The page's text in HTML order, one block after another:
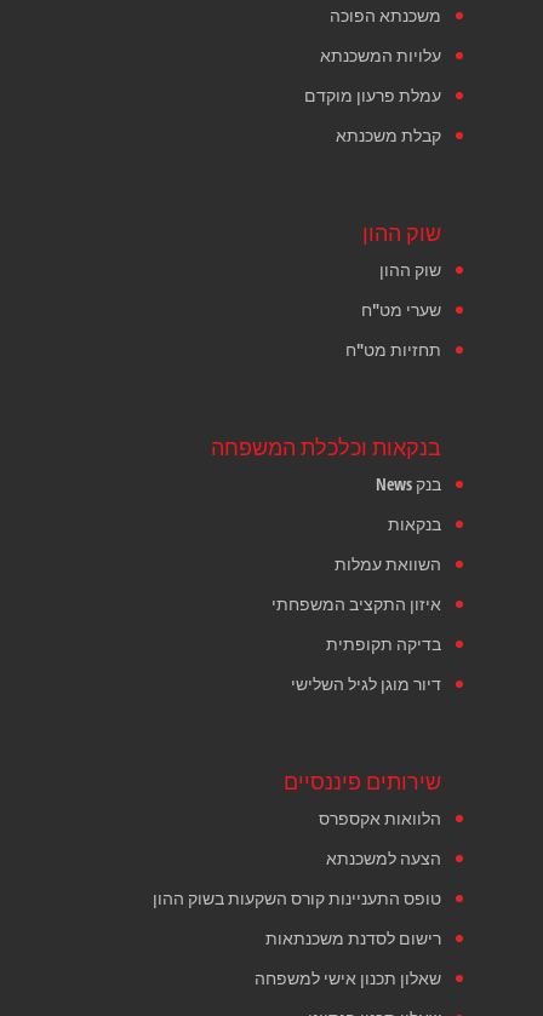
משכנתא הפוכה
עלויות המשכנתא
עמלת פרעון מוקדם
קבלת משכנתא
שוק ההון
שוק ההון
שערי מט"ח
תחזיות מט"ח
בנקאות וכלכלת המשפחה
בנק News
בנקאות
השוואת עמלות
איזון התקציב המשפחתי
בדיקה תקופתית
דיור מוגן לגיל השלישי
שירותים פיננסיים
הלוואות אקספרס
הצעה למשכנתא
טופס התעניינות קורס השקעות בשוק ההון
רישום לסדנת משכנתאות
שאלון תכנון אישי למשפחה